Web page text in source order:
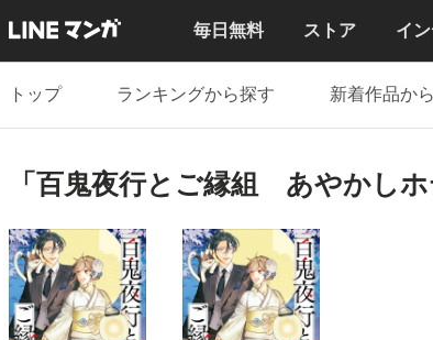
毎日無料 ストア イ
トップ ランキングから探す 新着作品か
「百鬼夜行とご縁組 あやかし